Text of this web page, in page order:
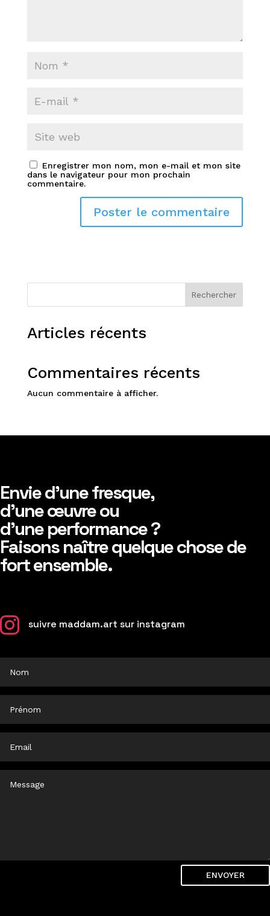
Enregistrer mon nom, mon e-mail et mon site
dans le navigateur pour mon prochain
commentaire.
Rechercher
Articles récents
Commentaires récents
Aucun commentaire à afficher.
Envie d’une fresque,
d’une œuvre ou
d’une performance ?
Faisons naître quelque chose de
fort ensemble.
 suivre maddam.art sur instagram
ENVOYER